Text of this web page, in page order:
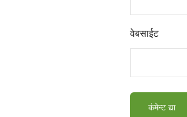
वेबसाईट